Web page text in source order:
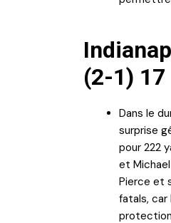
(2-1) 17
Dans le
surprise
pour 222
et
Pierce et
fatals, car